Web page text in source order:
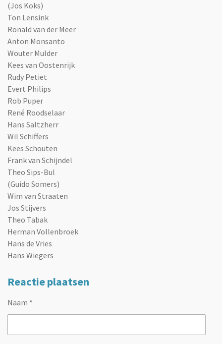
(Jos Koks)
Ton Lensink
Ronald van der Meer
Anton Monsanto
Wouter Mulder
Kees van Oostenrijk
Rudy Petiet
Evert Philips
Rob Puper
René Roodselaar
Hans Saltzherr
Wil Schiffers
Kees Schouten
Frank van Schijndel
Theo Sips-Bul
(Guido Somers)
Wim van Straaten
Jos Stijvers
Theo Tabak
Herman Vollenbroek
Hans de Vries
Hans Wiegers
Reactie plaatsen
Naam *